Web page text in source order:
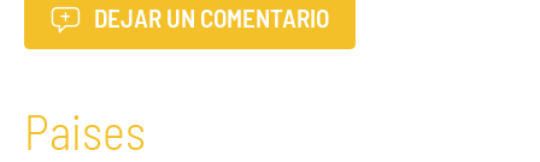
DEJAR UN COMENTARIO
Paises